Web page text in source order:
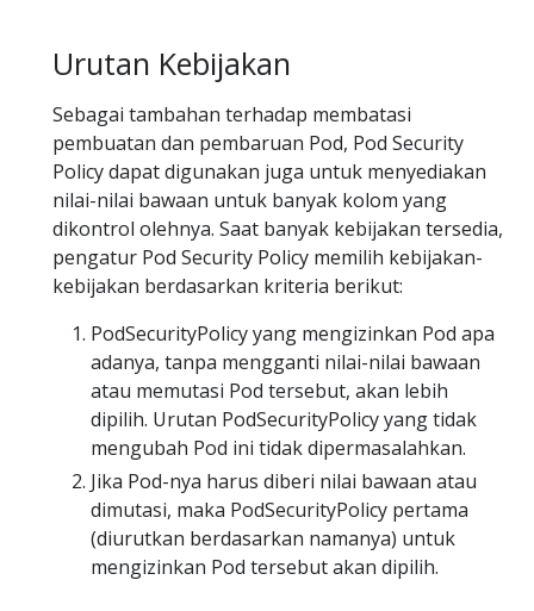
Urutan Kebijakan
Sebagai tambahan terhadap membatasi
pembuatan dan pembaruan Pod, Pod Security
Policy dapat digunakan juga untuk menyediakan
nilai-nilai bawaan untuk banyak kolom yang
dikontrol olehnya. Saat banyak kebijakan tersedia,
pengatur Pod Security Policy memilih kebijakan-
kebijakan berdasarkan kriteria berikut:
PodSecurityPolicy yang mengizinkan Pod apa
adanya, tanpa mengganti nilai-nilai bawaan
atau memutasi Pod tersebut, akan lebih
dipilih. Urutan PodSecurityPolicy yang tidak
mengubah Pod ini tidak dipermasalahkan.
Jika Pod-nya harus diberi nilai bawaan atau
dimutasi, maka PodSecurityPolicy pertama
(diurutkan berdasarkan namanya) untuk
mengizinkan Pod tersebut akan dipilih.